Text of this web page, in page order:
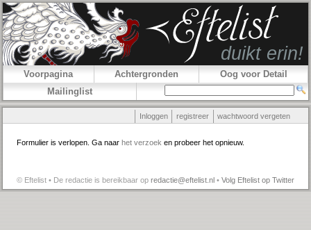
Voorpagina Achtergronden
Oog voor Detail
Mailinglist
Inloggen registreer wachtwoord vergeten
Formulier is verlopen. Ga naar het verzoek en probeer het opnieuw.
© Eftelist • De redactie is bereikbaar op redactie@eftelist.nl • Volg Eftelist op Twitter